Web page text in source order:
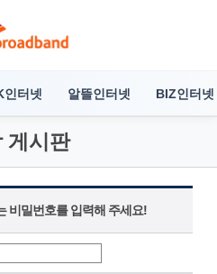
인터넷 알뜰인터넷 BIZ인터넷
게시판
비밀번호를 입력해 주세요!